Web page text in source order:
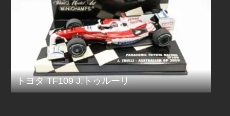
トヨタ TF109 J.トゥルーリ